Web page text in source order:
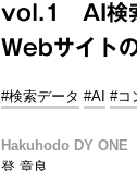
vol.1 AI検索
Webサイト
#検索データ #AI #コ
Hakuhodo DY ONE
登 章良